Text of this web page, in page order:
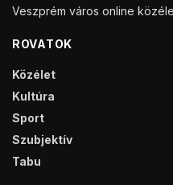
Veszprém város online
ROVATOK
Közélet
Kultúra
Sport
Szubjektív
Tabu